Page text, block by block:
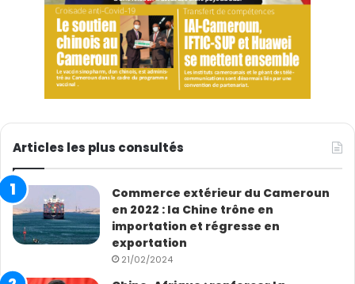
Articles les plus consultés
Commerce extérieur du Cameroun
en 2022 : la Chine trône en
importation et régresse en
exportation
21/02/2024